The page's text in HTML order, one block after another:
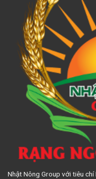
Nhật Nông Group với tiêu chí